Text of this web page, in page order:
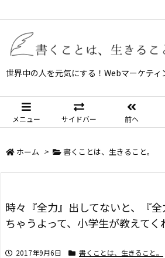
世界中の人を元気にする！Webマーケティ
メニュー サイドバー 前へ
ホーム > 書くことは、生きること。
時々『全力』出してないと、『
ちゃうよって、小学生が教えてく
2017年9月6日 書くことは、生きること。